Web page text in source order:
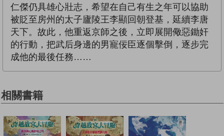
仁傑仍具雄心壯志，希望在自己有生之年可以協助
被貶至房州的太子廬陵王李顯回朝登基，延續李唐
天下。故此，他重返京師之後，立即展開儆惡鋤奸
的行動，把武后身邊的男寵佞臣逐個擊倒，逐步完
成他的最後任務……
相關書籍